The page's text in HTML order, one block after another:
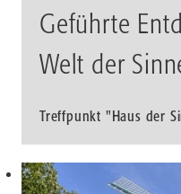
Geführte
Welt der
Treffpunkt "Haus der